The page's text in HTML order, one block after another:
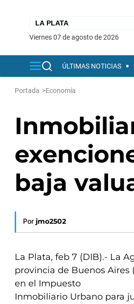
viernes 07 de agosto de 2026
ÚLTIMAS NOTICIAS
Portada >Economía
baja
Por jmo2502
La Plata, feb 7 (DIB).- La
provincia de Buenos Aires
en el Impuesto
Inmobiliario Urbano para